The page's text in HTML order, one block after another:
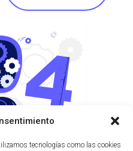
tecnologías como las cookies